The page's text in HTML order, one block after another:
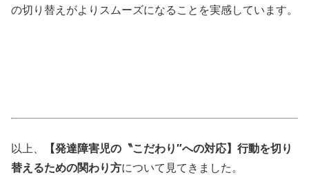
の切り替えがよりスムーズになることを実感しています。
以上、
【発達障害児の〝こだわり″への対応】行動を切り
替えるための関わり方について見てきました。